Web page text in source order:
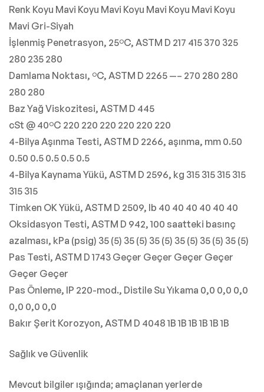
Renk Koyu Mavi Koyu Mavi Koyu Mavi Koyu Mavi Koyu
Mavi Gri-Siyah
İşlenmiş Penetrasyon, 25ºC, ASTM D 217 415 370 325
280 235 280
Damlama Noktası, ºC, ASTM D 2265 —– 270 280 280
280 280
Baz Yağ Viskozitesi, ASTM D 445
cSt @ 40ºC 220 220 220 220 220 220
4-Bilya Aşınma Testi, ASTM D 2266, aşınma, mm 0.50
0.50 0.5 0.5 0.5 0.5
4-Bilya Kaynama Yükü, ASTM D 2596, kg 315 315 315 315
315 315
Timken OK Yükü, ASTM D 2509, lb 40 40 40 40 40 40
Oksidasyon Testi, ASTM D 942, 100 saatteki basınç
azalması, kPa (psig) 35 (5) 35 (5) 35 (5) 35 (5) 35 (5) 35 (5)
Pas Testi, ASTM D 1743 Geçer Geçer Geçer Geçer
Geçer Geçer
Pas Önleme, IP 220-mod., Distile Su Yıkama 0,0 0,0 0,0
0,0 0,0 0,0
Bakır Şerit Korozyon, ASTM D 4048 1B 1B 1B 1B 1B 1B
Sağlık ve Güvenlik
Mevcut bilgiler ışığında; amaçlanan yerlerde